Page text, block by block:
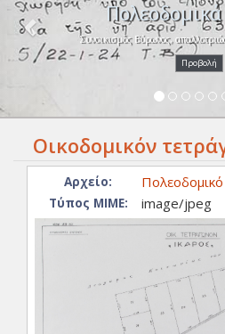
Συνοικισμός Βύρωνος,
Προβολή
Οικοδομικόν
Αρχείο: Πολεοδομικό
Τύπος ΜΙΜΕ: image/jpeg